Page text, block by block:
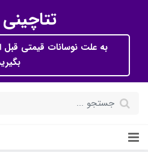
به علت نوسانات قیمتی قبل